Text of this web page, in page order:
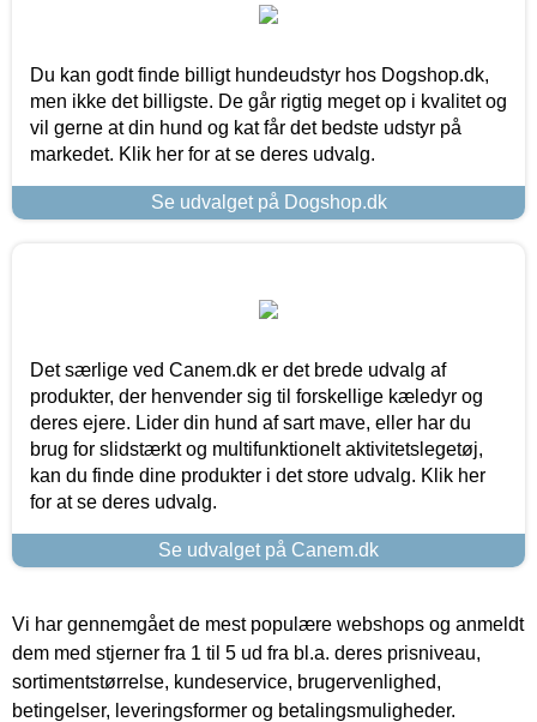
Du kan godt finde billigt hundeudstyr hos Dogshop.dk,
men ikke det billigste. De går rigtig meget op i kvalitet og
vil gerne at din hund og kat får det bedste udstyr på
markedet. Klik her for at se deres udvalg.
Se udvalget på Dogshop.dk
Det særlige ved Canem.dk er det brede udvalg af
produkter, der henvender sig til forskellige kæledyr og
deres ejere. Lider din hund af sart mave, eller har du
brug for slidstærkt og multifunktionelt aktivitetslegetøj,
kan du finde dine produkter i det store udvalg. Klik her
for at se deres udvalg.
Se udvalget på Canem.dk
Vi har gennemgået de mest populære webshops og anmeldt
dem med stjerner fra 1 til 5 ud fra bl.a. deres prisniveau,
sortimentstørrelse, kundeservice, brugervenlighed,
betingelser, leveringsformer og betalingsmuligheder.